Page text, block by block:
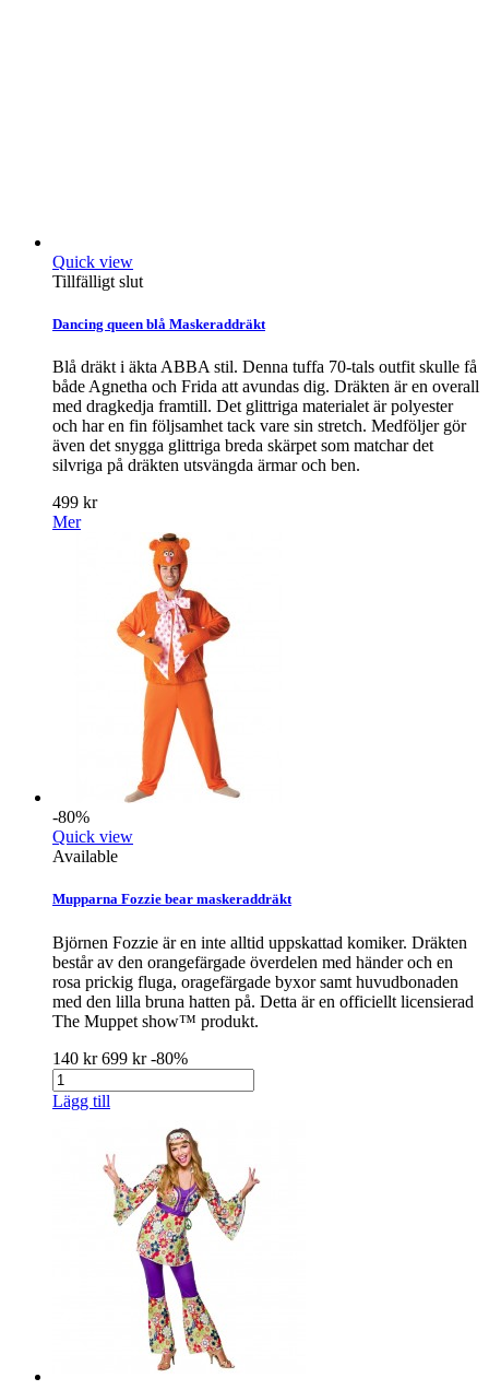
Quick view
Tillfälligt slut
Dancing queen blå Maskeraddräkt
Blå dräkt i äkta ABBA stil. Denna tuffa 70-tals outfit skulle få
både Agnetha och Frida att avundas dig. Dräkten är en overall
med dragkedja framtill. Det glittriga materialet är polyester
och har en fin följsamhet tack vare sin stretch. Medföljer gör
även det snygga glittriga breda skärpet som matchar det
silvriga på dräkten utsvängda ärmar och ben.
499 kr
Mer
-80%
Quick view
Available
Mupparna Fozzie bear maskeraddräkt
Björnen Fozzie är en inte alltid uppskattad komiker. Dräkten
består av den orangefärgade överdelen med händer och en
rosa prickig fluga, oragefärgade byxor samt huvudbonaden
med den lilla bruna hatten på. Detta är en officiellt licensierad
The Muppet show™ produkt.
140 kr699 kr-80%
Lägg till